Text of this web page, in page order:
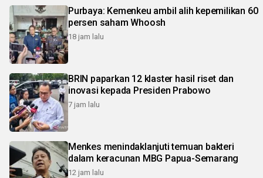
Purbaya: Kemenkeu ambil alih kepemilikan 60
persen saham Whoosh
18 jam lalu
BRIN paparkan 12 klaster hasil riset dan
inovasi kepada Presiden Prabowo
7 jam lalu
Menkes menindaklanjuti temuan bakteri
dalam keracunan MBG Papua-Semarang
12 jam lalu